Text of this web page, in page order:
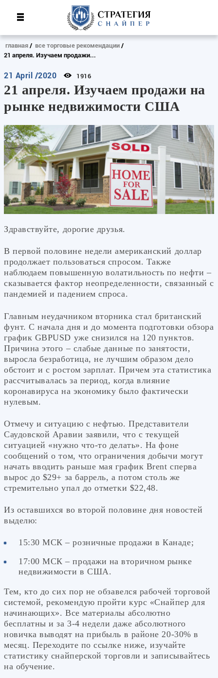
главная
все торговые рекомендации
21 апреля. Изучаем продажи...
21 April /2020 1916
21 апреля. Изучаем продажи на
рынке недвижимости США
Здравствуйте, дорогие друзья.
В первой половине недели американский доллар
продолжает пользоваться спросом. Также
наблюдаем повышенную волатильность по нефти –
сказывается фактор неопределенности, связанный с
пандемией и падением спроса.
Главным неудачником вторника стал британский
фунт. С начала дня и до момента подготовки обзора
график GBPUSD уже снизился на 120 пунктов.
Причина этого – слабые данные по занятости,
выросла безработица, не лучшим образом дело
обстоит и с ростом зарплат. Причем эта статистика
рассчитывалась за период, когда влияние
коронавируса на экономику было фактически
нулевым.
Отмечу и ситуацию с нефтью. Представители
Саудовской Аравии заявили, что с текущей
ситуацией «нужно что-то делать». На фоне
сообщений о том, что ограничения добычи могут
начать вводить раньше мая график Brent сперва
вырос до $29+ за баррель, а потом столь же
стремительно упал до отметки $22,48.
Из оставшихся во второй половине дня новостей
выделю:
15:30 МСК – розничные продажи в Канаде;
17:00 МСК – продажи на вторичном рынке
недвижимости в США.
Тем, кто до сих пор не обзавелся рабочей торговой
системой, рекомендую пройти курс «Снайпер для
начинающих». Все материалы абсолютно
бесплатны и за 3-4 недели даже абсолютного
новичка выводят на прибыль в районе 20-30% в
месяц. Переходите по ссылке ниже, изучайте
статистику снайперской торговли и записывайтесь
на обучение.